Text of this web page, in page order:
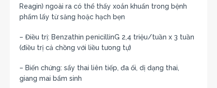
Reagin) ngoài ra có thể thấy xoắn khuẩn trong bệnh
phẩm lấy từ săng hoặc hạch bẹn
– Điều trị: Benzathin penicillinG 2,4 triệu/tuần x 3 tuần
(điều trị cả chồng với liều tưong tự)
– Biến chứng: sẩy thai liên tiếp, đa ối, dị dạng thai,
giang mai bẩm sinh